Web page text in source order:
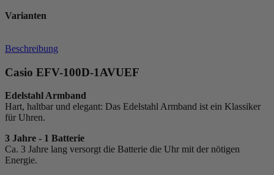
Varianten
Beschreibung
Casio EFV-100D-1AVUEF
Edelstahl Armband
Hart, haltbar und elegant: Das Edelstahl Armband ist ein Klassiker
für Uhren.
3 Jahre - 1 Batterie
Ca. 3 Jahre lang versorgt die Batterie die Uhr mit der nötigen
Energie.